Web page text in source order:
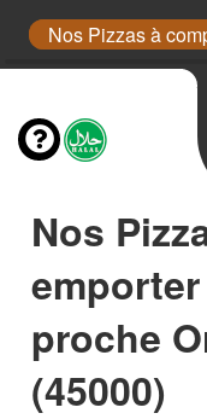
Nos Pizzas à
Nos
emporter
proche
(45000)